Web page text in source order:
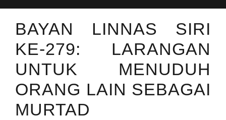
BAYAN LINNAS SIRI
KE-279: LARANGAN
UNTUK MENUDUH
ORANG LAIN SEBAGAI
MURTAD